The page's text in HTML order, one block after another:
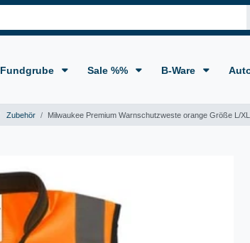
Fundgrube Sale %% B-Ware
Zubehör Milwaukee Premium Warnschutzweste orange Größe L/XL